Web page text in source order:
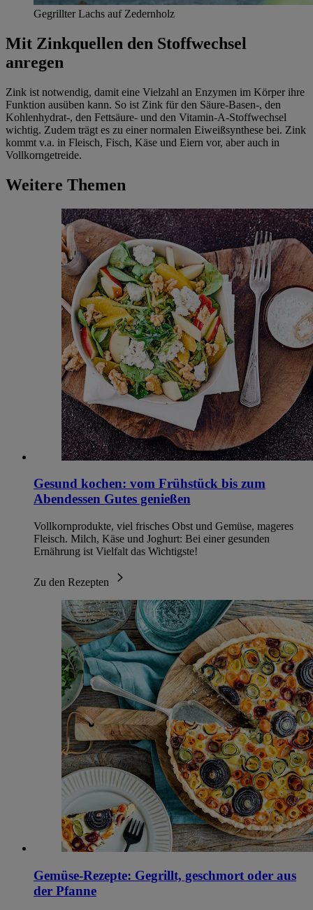
Gegrillter Lachs auf Zedernholz
Mit Zinkquellen den Stoffwechsel
anregen
Zink ist notwendig, damit eine Vielzahl an Enzymen im Körper ihre
Funktion ausüben kann. So ist Zink für den Säure-Basen-, den
Kohlenhydrat-, den Fettsäure- und den Vitamin-A-Stoffwechsel
wichtig. Zudem trägt es zu einer normalen Eiweißsynthese bei. Zink
kommt v.a. in Fleisch, Fisch, Käse und Eiern vor, aber auch in
Vollkorngetreide.
Weitere Themen
Gesund kochen: vom Frühstück bis zum
Abendessen Gutes genießen
Vollkornprodukte, viel frisches Obst und Gemüse, mageres
Fleisch. Milch, Käse und Joghurt: Bei einer gesunden
Ernährung ist Vielfalt das Wichtigste!
Zu den Rezepten
Gemüse-Rezepte: Gegrillt, geschmort oder aus
der Pfanne